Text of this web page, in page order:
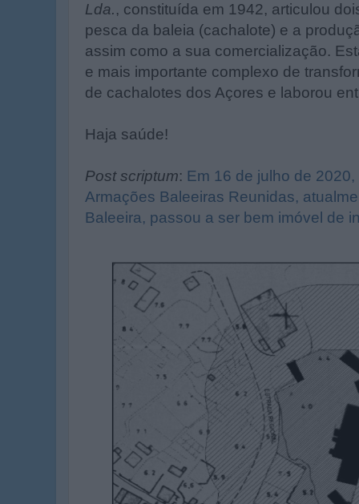
Lda., constituída em 1942, articulou
pesca da baleia (cachalote) e a
assim como a sua comercialização.
e mais importante complexo de
de cachalotes dos Açores e laborou
Haja saúde!
Post scriptum: Em 16 de julho de
Armações Baleeiras Reunidas,
Baleeira, passou a ser bem imóvel de